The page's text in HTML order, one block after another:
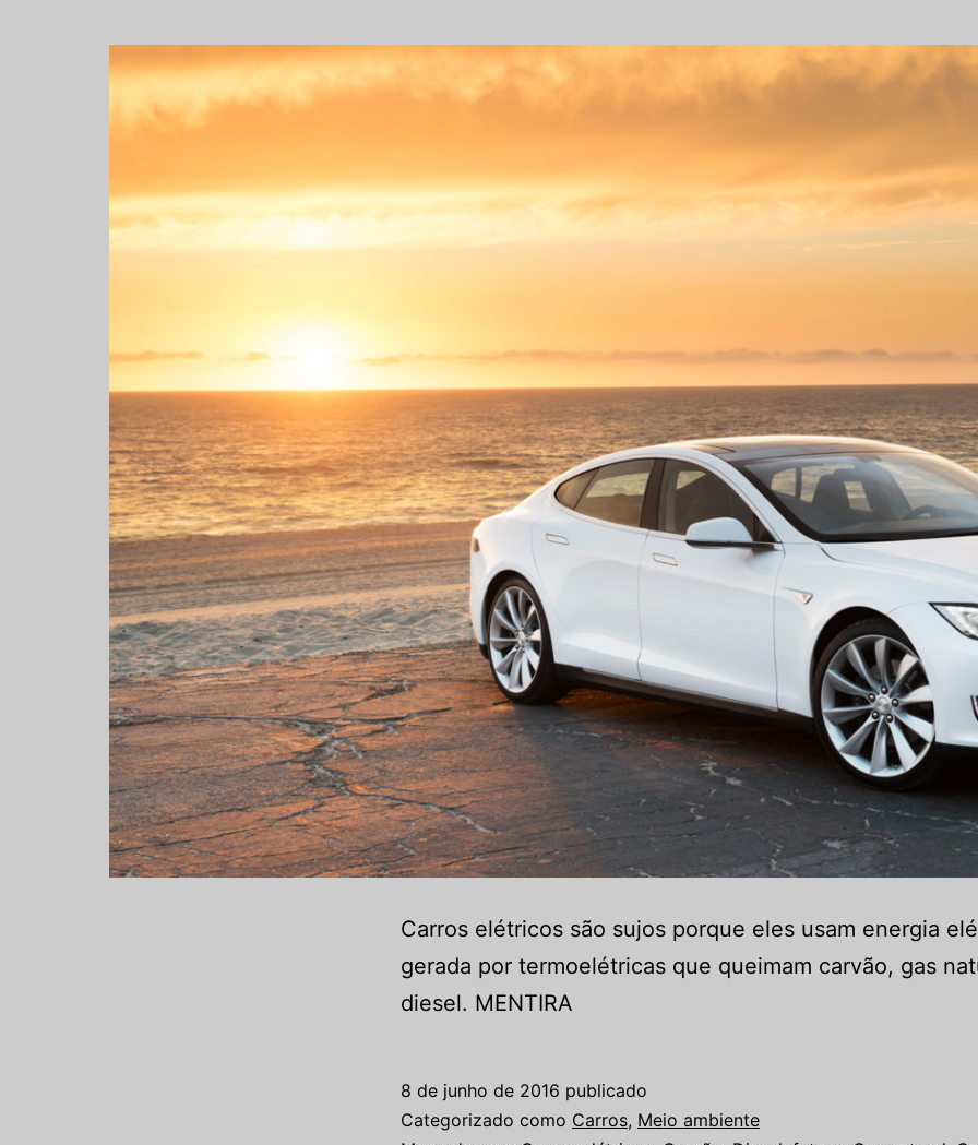
Carros elétricos são sujos porque eles usam energia
gerada por termoelétricas que queimam carvão, gas
diesel. MENTIRA
8 de junho de 2016 publicado
Categorizado como Carros, Meio ambiente